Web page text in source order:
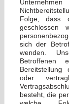
Folge, dass
geschlossen
sich der
wenden.
Betroffenen
Bereitstellung
oder
besteht, die